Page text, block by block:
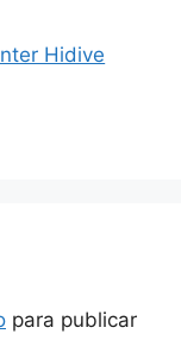
Hidive
para publicar